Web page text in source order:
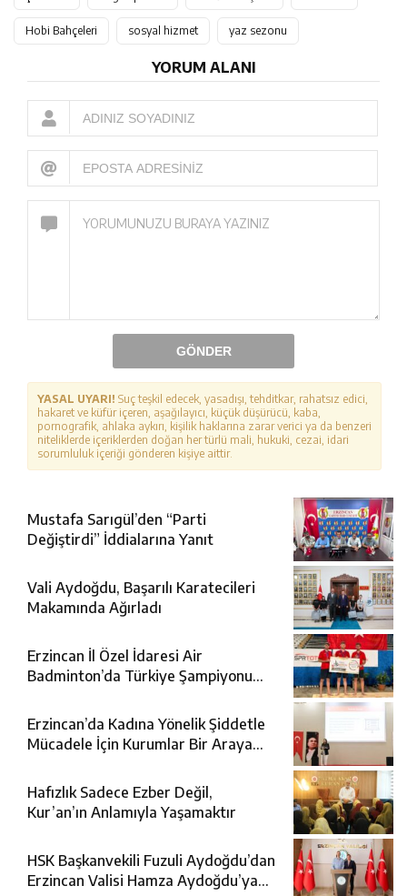
Hobi Bahçeleri sosyal hizmet yaz sezonu
YORUM ALANI
GÖNDER
YASAL UYARI! Suç teşkil edecek, yasadışı, tehditkar, rahatsız edici,
hakaret ve küfür içeren, aşağılayıcı, küçük düşürücü, kaba,
pornografik, ahlaka aykırı, kişilik haklarına zarar verici ya da benzeri
niteliklerde içeriklerden doğan her türlü mali, hukuki, cezai, idari
sorumluluk içeriği gönderen kişiye aittir.
Mustafa Sarıgül’den “Parti
Değiştirdi” İddialarına Yanıt
Vali Aydoğdu, Başarılı Karatecileri
Makamında Ağırladı
Erzincan İl Özel İdaresi Air
Badminton’da Türkiye Şampiyonu
Erzincan’da Kadına Yönelik Şiddetle
Mücadele İçin Kurumlar Bir Araya
Hafızlık Sadece Ezber Değil,
Kur’an’ın Anlamıyla Yaşamaktır
HSK Başkanvekili Fuzuli Aydoğdu’dan
Erzincan Valisi Hamza Aydoğdu’ya